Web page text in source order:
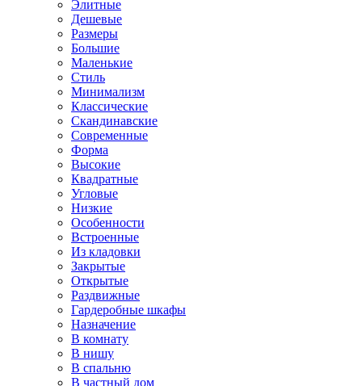
Элитные
Дешевые
Размеры
Большие
Маленькие
Стиль
Минимализм
Классические
Скандинавские
Современные
Форма
Высокие
Квадратные
Угловые
Низкие
Особенности
Встроенные
Из кладовки
Закрытые
Открытые
Раздвижные
Гардеробные шкафы
Назначение
В комнату
В нишу
В спальню
В частный дом